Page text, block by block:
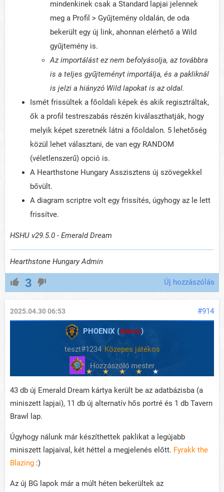
mindenkinek csak a Standard lapjai jelennek
meg a Profil > Gyűjtemény oldalán, de oda
bekerült egy új link, ahonnan elérhető a Wild
gyűjtemény is.
Az importálást ez nem befolyásolja, az továbbra
is a teljes gyűjteményt importálja, és a pakliknál
is jelzi a hiányzó Wild lapokat is az oldal.
Ismét frissültek a főoldali képek és akik regisztráltak,
ők a profil testreszabás részén kiválaszthatják, hogy
melyik képet szeretnék látni a főoldalon. 5 lehetőség
közül lehet választani, de van egy RANDOM
(véletlenszerű) opció is.
A Hearthstone Hungary Asszisztens új szövegekkel
bővült.
A diagram scriptre volt egy frissítés, úgyhogy az le lett
frissítve.
HSHU v29.5.0 - Emerald Dream
Hearthstone Hungary Admin
3 Új hozzászólás
#914
2025.04.30 06:53
PHOENIX (Admin)
teszt#1234 Közepes játékos
43 db új Emerald Dream kártya került be az adatbázisba (a
miniszett lapjai), 11 db új alternatív hős portré és 1 db Tavern
Brawl lap.
Úgyhogy nálunk már készíthettek paklikat a legújabb
miniszett lapjaival, két héttel a megjelenés előtt. Fyrakk the
Blazing :)
Az új BG lapok már a múlt héten bekerültek az